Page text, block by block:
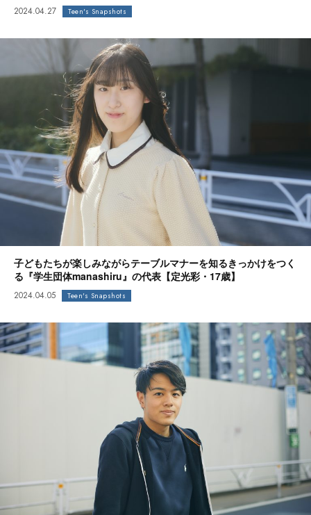
2024.04.27 Teen's Snapshots
子どもたちが楽しみながらテーブルマナーを知るきっかけをつく
る『学生団体manashiru』の代表【定光彩・17歳】
2024.04.05 Teen's Snapshots